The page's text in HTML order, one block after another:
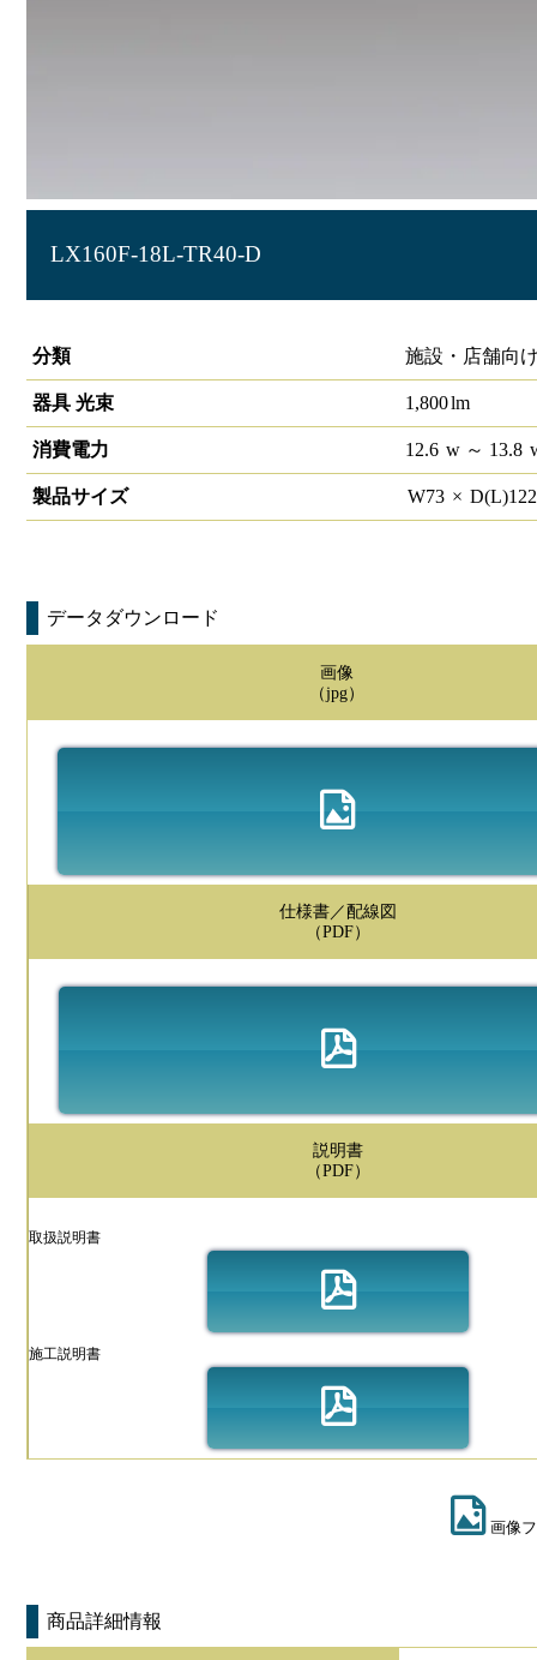
LX160F-18L-TR40-D
分類
施設・店舗向
器具 光束 1,800lm
消費電力 12.6 w～ 13.8
製品サイズ W73 × D(L)
データダウンロード
画像
（jpg）
仕様書／配線図
（PDF）
説明書
（PDF）
取扱説明書
施工説明書
画像
商品詳細情報